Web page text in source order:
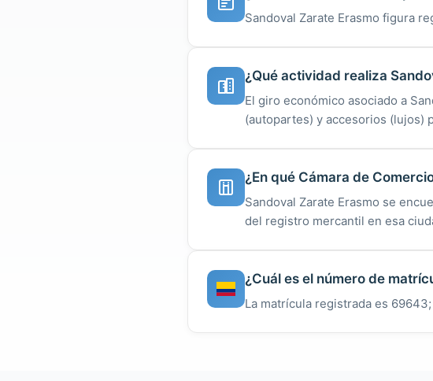
Sandoval Zarate Erasmo figura
¿Qué actividad realiza
El giro económico asociado a
(autopartes) y accesorios (lujos)
¿En qué Cámara de
Sandoval Zarate Erasmo se
del registro mercantil en esa
¿Cuál es el número de
La matrícula registrada es